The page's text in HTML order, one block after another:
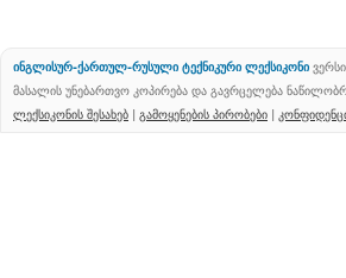
ინგლისურ-ქართულ-რუსული ტექნიკური ლექსიკონი
მასალის უნებართვო კოპირება და გავრცელება
ლექსიკონის შესახებ | გამოყენების პირობები |